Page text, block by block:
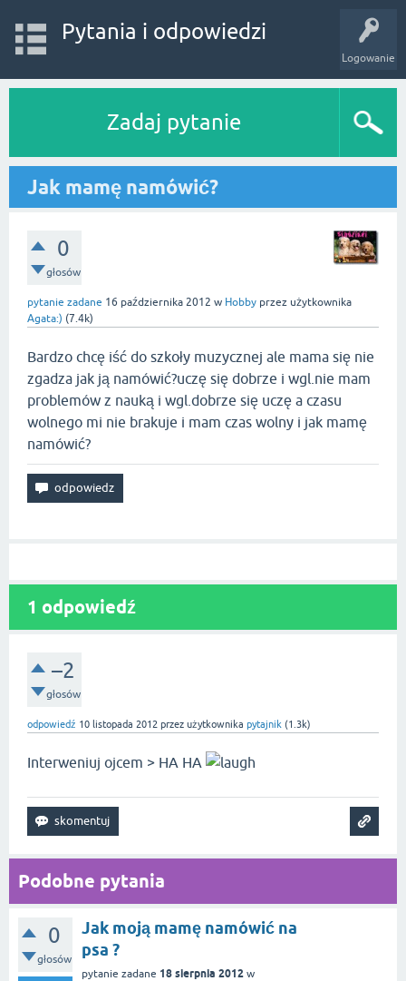
Logowanie
Pytania i odpowiedzi
Zadaj pytanie
Jak mamę namówić?
0
głosów
pytanie zadane 16 października 2012 w Hobby przez użytkownika
Agata:) (7.4k)
Bardzo chcę iść do szkoły muzycznej ale mama się nie
zgadza jak ją namówić?uczę się dobrze i wgl.nie mam
problemów z nauką i wgl.dobrze się uczę a czasu
wolnego mi nie brakuje i mam czas wolny i jak mamę
namówić?
1 odpowiedź
–2
głosów
odpowiedź 10 listopada 2012 przez użytkownika pytajnik (1.3k)
Interweniuj ojcem > HA HA
Podobne pytania
0
głosów
Jak moją mamę namówić na
psa ?
pytanie zadane 18 sierpnia 2012 w